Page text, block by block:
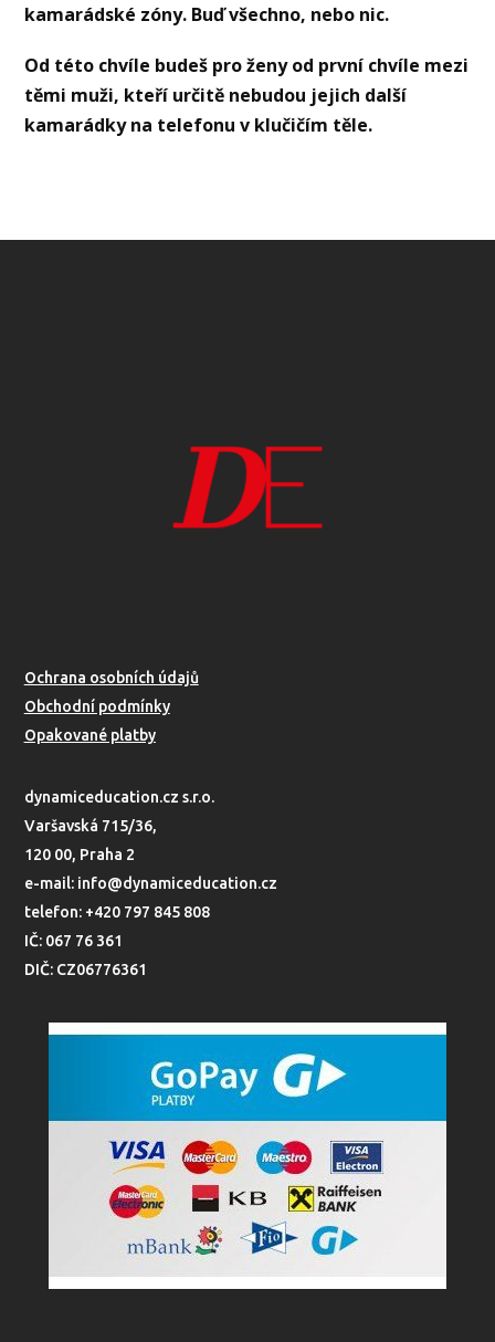
kamarádské zóny. Buď všechno, nebo nic.
Od této chvíle budeš pro ženy od první chvíle mezi
těmi muži, kteří určitě nebudou jejich další
kamarádky na telefonu v klučičím těle.
Ochrana osobních údajů
Obchodní podmínky
Opakované platby
dynamiceducation.cz s.r.o.
Varšavská 715/36,
120 00, Praha 2
e-mail: info@dynamiceducation.cz
telefon: +420 797 845 808
IČ: 067 76 361
DIČ: CZ06776361